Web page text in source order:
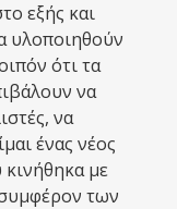
εξής και
υλοποιηθούν
ότι τα
να
να
ένας νέος
με
των